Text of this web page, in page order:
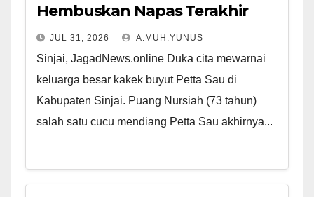
Hembuskan Napas Terakhir
JUL 31, 2026 A.MUH.YUNUS
Sinjai, JagadNews.online Duka cita mewarnai
keluarga besar kakek buyut Petta Sau di
Kabupaten Sinjai. Puang Nursiah (73 tahun)
salah satu cucu mendiang Petta Sau akhirnya...